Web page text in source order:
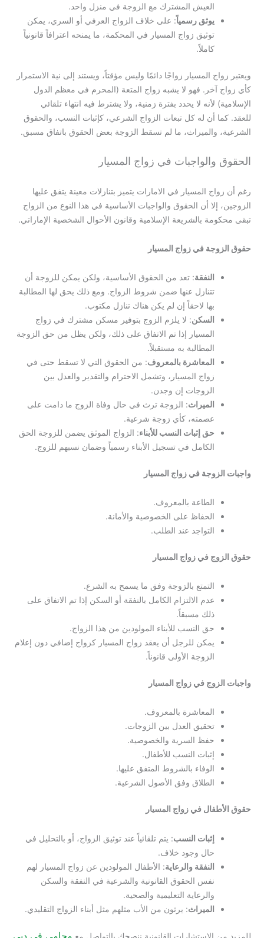
العيش المشترك مع الزوجة في منزل واحد.
يوثق رسمياً: على خلاف الزواج العرفي أو السري، يمكن
توثيق زواج المسيار في المحكمة، ما يمنحه اعترافاً قانونياً
المسيار زواجًا دائمًا وليس مؤقتاً، ويستند إلى نية الاستمرار
فهو لا يشبه زواج المتعة (المحرم في معظم الدول
لأنه لا يحدد بفترة زمنية، ولا يشترط فيه انتهاء تلقائي
أن له كل تبعات الزواج الشرعي، كإثبات النسب، والحقوق
والميراث، ما لم تسقط الزوجة بعض الحقوق باتفاق مسبق.
في زواج المسيار
المسيار في الامارات يتميز بتنازلات معينة يتفق عليها
أن الحقوق والواجبات الأساسية في هذا النوع من الزواج
بالشريعة الإسلامية وقانون الأحوال الشخصية الإماراتي.
في زواج المسيار
: تعد من الحقوق الأساسية، ولكن يمكن للزوجة أن
تتنازل عنها ضمن شروط الزواج. ومع ذلك يحق لها المطالبة
بها لاحقاً إن لم يكن هناك تنازل مكتوب.
: لا يلزم الزوج بتوفير مسكن مشترك في زواج
المسيار إذا تم الاتفاق على ذلك، ولكن يظل من حق الزوجة
المطالبة به مستقبلاً.
المعاشرة بالمعروف: من الحقوق التي لا تسقط حتى في
زواج المسيار، وتشمل الاحترام والتقدير والعدل بين
الزوجات إن وجدن.
: الزوجة ترث في حال وفاة الزوج ما دامت على
عصمته، كأي زوجة شرعية.
حق إثبات النسب للأبناء: الزواج الموثق يضمن للزوجة الحق
الكامل في تسجيل الأبناء رسمياً وضمان نسبهم للزوج.
في زواج المسيار
الطاعة بالمعروف.
الحفاظ على الخصوصية والأمانة.
التواجد عند الطلب.
في زواج المسيار
التمتع بالزوجة وفق ما يسمح به الشرع.
عدم الالتزام الكامل بالنفقة أو السكن إذا تم الاتفاق على
حق النسب للأبناء المولودين من هذا الزواج.
يمكن للرجل أن يعقد زواج المسيار كزواج إضافي دون إعلام
الزوجة الأولى قانوناً.
في زواج المسيار
المعاشرة بالمعروف.
تحقيق العدل بين الزوجات.
حفظ السرية والخصوصية.
إثبات النسب للأطفال.
الوفاء بالشروط المتفق عليها.
الطلاق وفق الأصول الشرعية.
في زواج المسيار
إثبات النسب
: يتم تلقائياً عند توثيق الزواج، أو بالتحليل في
حال وجود خلاف.
النفقة والرعاية: الأطفال المولودين عن زواج المسيار لهم
نفس الحقوق القانونية والشرعية في النفقة والسكن
والرعاية التعليمية والصحية.
: يرثون من الأب مثلهم مثل أبناء الزواج التقليدي.
الاستشارات القانونية ننصحك بالتواصل مع محامي في دبي